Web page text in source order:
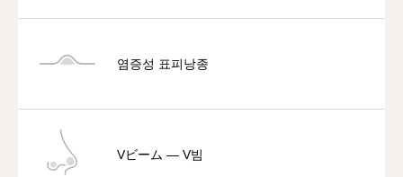
염증성 표피낭종
Vビーム — V빔